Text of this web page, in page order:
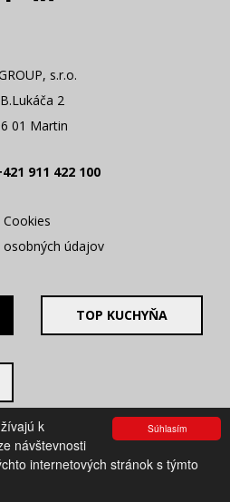
Súhlasím
k
návštevnosti
internetových stránok s týmto
s.r.o.
2
01 Martin
911 422 100
Cookies
osobných údajov
TOP KUCHYŇA
s.r.o. |
Created by CTS Europe
s.r.o.